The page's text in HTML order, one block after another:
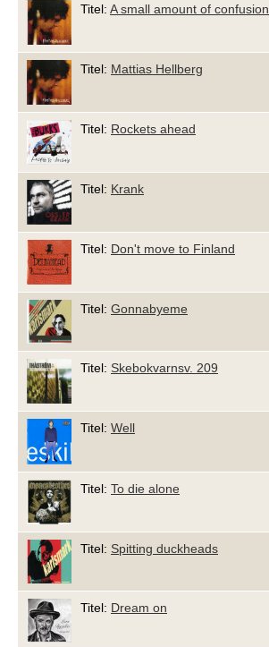
Titel: A small amount of confusion
Titel: Mattias Hellberg
Titel: Rockets ahead
Titel: Krank
Titel: Don't move to Finland
Titel: Gonnabyeme
Titel: Skebokvarnsv. 209
Titel: Well
Titel: To die alone
Titel: Spitting duckheads
Titel: Dream on